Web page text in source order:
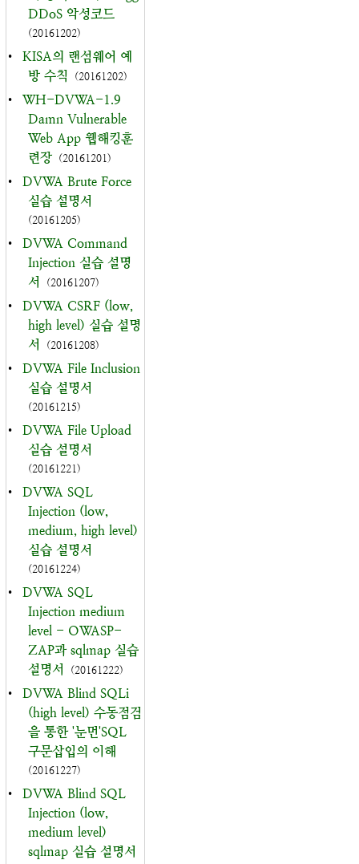
DDoS 악성코드
(20161202)
•
KISA의 랜섬웨어 예
방 수칙
(20161202)
•
WH-DVWA-1.9
Damn Vulnerable
Web App 웹해킹훈
련장 (20161201)
•
DVWA Brute Force
실습 설명서
(20161205)
•
DVWA Command
Injection 실습 설명
서
(20161207)
•
DVWA CSRF (low,
high level) 실습 설명
서
(20161208)
•
DVWA File Inclusion
실습 설명서
(20161215)
•
DVWA File Upload
실습 설명서
(20161221)
•
DVWA SQL
Injection (low,
medium, high level)
실습 설명서
(20161224)
•
DVWA SQL
Injection medium
level - OWASP-
ZAP과 sqlmap 실습
설명서
(20161222)
•
DVWA Blind SQLi
(high level) 수동점검
을 통한 '눈먼'SQL
구문삽입의 이해
(20161227)
•
DVWA Blind SQL
Injection (low,
medium level)
sqlmap 실습 설명서